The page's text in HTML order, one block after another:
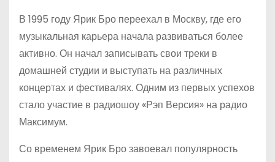
В 1995 году Ярик Бро переехал в Москву, где его
музыкальная карьера начала развиваться более
активно. Он начал записывать свои треки в
домашней студии и выступать на различных
концертах и фестивалях. Одним из первых успехов
стало участие в радиошоу «Рэп Версия» на радио
Максимум.
Со временем Ярик Бро завоевал популярность